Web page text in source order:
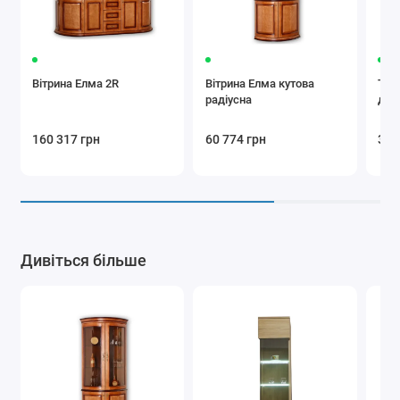
Вітрина Елма 2R
160 317 грн
Вітрина Елма кутова
радіусна
60 774 грн 32
Дивіться більше